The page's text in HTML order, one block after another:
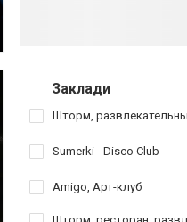
Заклади
Шторм,
Sumerki - Disco Club
Amigo, Арт-клуб